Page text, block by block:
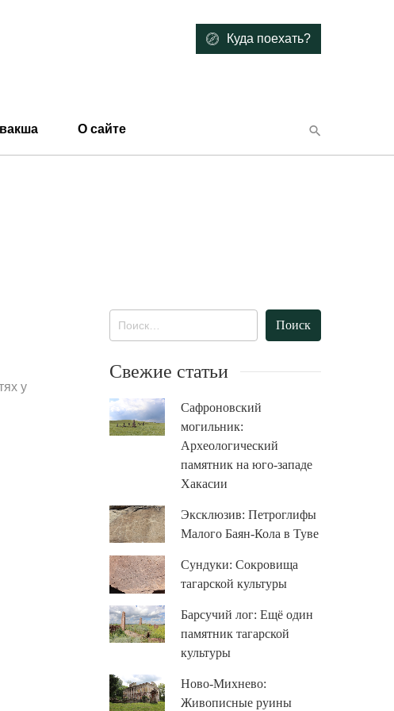
Куда поехать?
О сайте
у
Свежие статьи
Сафроновский
могильник:
Археологический
памятник на юго-западе
Хакасии
Эксклюзив: Петроглифы
Малого Баян-Кола в Туве
Сундуки: Сокровища
тагарской культуры
Барсучий лог: Ещё один
памятник тагарской
культуры
Ново-Михнево:
Живописные руины